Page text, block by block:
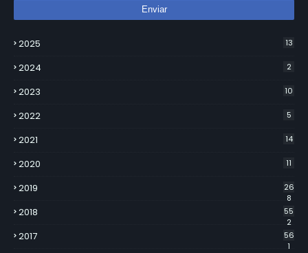
2025 13
2024 2
2023 10
2022 5
2021 14
2020 11
2019
26
8
2018
55
2
2017
56
1